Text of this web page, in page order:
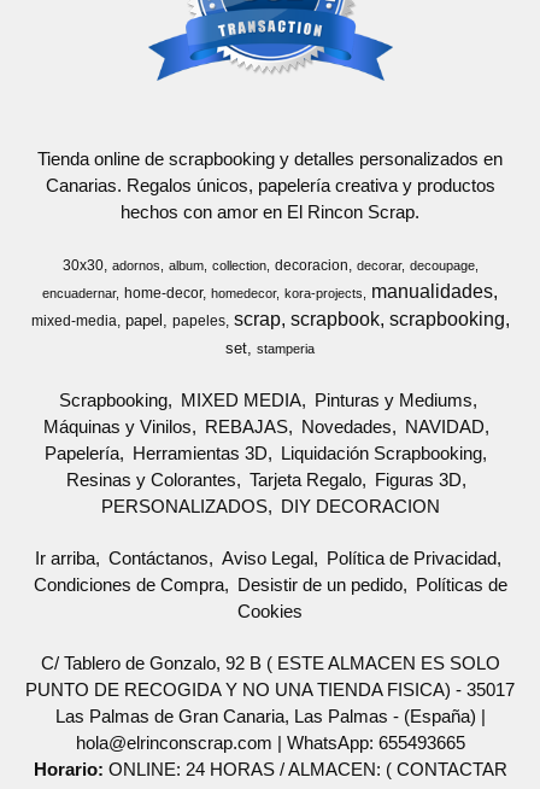
Tienda online de scrapbooking y detalles personalizados en
Canarias. Regalos únicos, papelería creativa y productos
hechos con amor en El Rincon Scrap.
30x30 adornos album collection decoracion decorar
decoupage
encuadernar
home-decor homedecor kora-projects manualidades
mixed-media papel papeles scrap scrapbook scrapbooking
set stamperia
Scrapbooking MIXED MEDIA
Pinturas y Mediums
Máquinas y Vinilos
REBAJAS Novedades
NAVIDAD
Papelería
Herramientas 3D
Liquidación Scrapbooking
Resinas y Colorantes
Tarjeta Regalo
Figuras 3D
PERSONALIZADOS
DIY DECORACION
Ir arriba Contáctanos Aviso Legal
Política de Privacidad
Condiciones de Compra
Desistir de un pedido
Políticas de
Cookies
C/ Tablero de Gonzalo, 92 B ( ESTE ALMACEN ES SOLO
PUNTO DE RECOGIDA Y NO UNA TIENDA FISICA) - 35017
Las Palmas de Gran Canaria, Las Palmas - (España) |
hola@elrinconscrap.com | WhatsApp: 655493665
Horario: ONLINE: 24 HORAS / ALMACEN: ( CONTACTAR